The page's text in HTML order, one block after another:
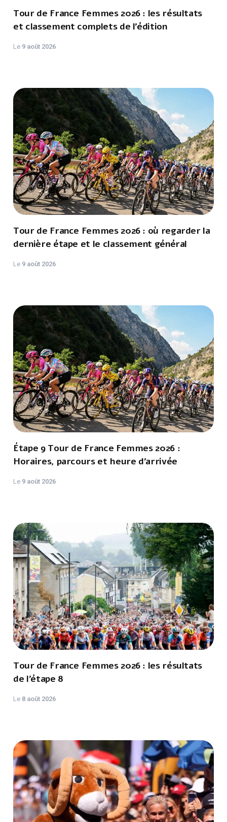
Tour de France Femmes 2026 : les résultats
et classement complets de l’édition
Le 9 août 2026
Tour de France Femmes 2026 : où regarder la
dernière étape et le classement général
Le 9 août 2026
Étape 9 Tour de France Femmes 2026 :
Horaires, parcours et heure d’arrivée
Le 9 août 2026
Tour de France Femmes 2026 : les résultats
de l’étape 8
Le 8 août 2026